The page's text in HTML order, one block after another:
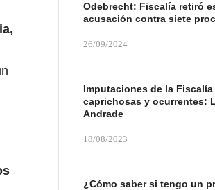
Odebrecht: Fiscalía retiró
acusación contra siete
26/09/2024
Imputaciones de la Fiscalía
caprichosas y ocurrentes:
Andrade
18/08/2023
¿Cómo saber si tengo un